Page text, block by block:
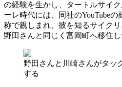
の経験を生かし、タートルサイ
ーレ時代には、同社のYouTubeの
称で親しまれ、彼を知るサイク
野田さんと同じく富岡町へ移住し
野田さんと川崎さんがタッ
する